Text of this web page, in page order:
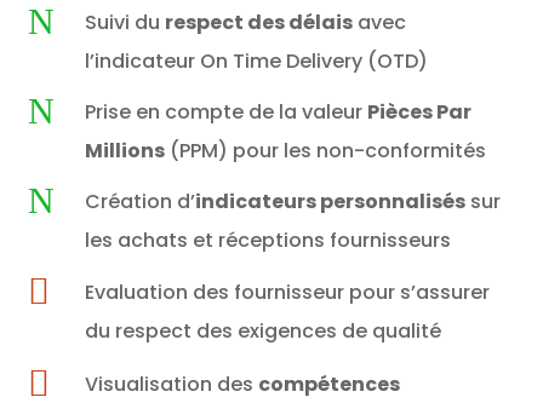
N Suivi du respect des délaisavec
l’indicateur On Time Delivery (OTD)
N Prise en compte de la valeur Pièces Par
Millions(PPM) pour les non-conformités
N Création d’indicateurs personnaliséssur
les achats et réceptions fournisseurs

Evaluation des fournisseur pour s’assurer
du respect des exigences de qualité
 Visualisation des compétences